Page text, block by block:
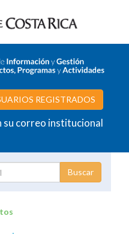
REGISTRADOS
su correo institucional